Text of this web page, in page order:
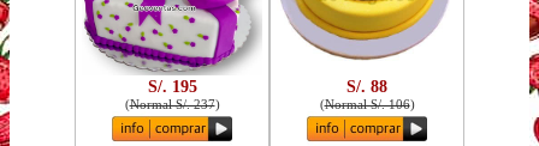
S/. 195
(Normal S/. 237)
S/. 88
(Normal S/. 106)